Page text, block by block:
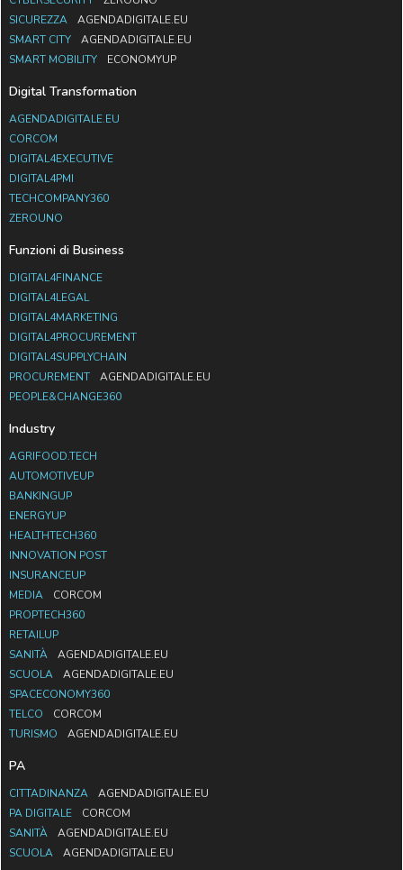
SICUREZZA
AGENDADIGITALE.EU
SMART CITY
AGENDADIGITALE.EU
SMART MOBILITY
ECONOMYUP
Digital Transformation
AGENDADIGITALE.EU
CORCOM
DIGITAL4EXECUTIVE
DIGITAL4PMI
TECHCOMPANY360
ZEROUNO
Funzioni di Business
DIGITAL4FINANCE
DIGITAL4LEGAL
DIGITAL4MARKETING
DIGITAL4PROCUREMENT
DIGITAL4SUPPLYCHAIN
PROCUREMENT
AGENDADIGITALE.EU
PEOPLE&CHANGE360
Industry
AGRIFOOD.TECH
AUTOMOTIVEUP
BANKINGUP
ENERGYUP
HEALTHTECH360
INNOVATION POST
INSURANCEUP
MEDIA
CORCOM
PROPTECH360
RETAILUP
SANITÀ
AGENDADIGITALE.EU
SCUOLA
AGENDADIGITALE.EU
SPACECONOMY360
TELCO
CORCOM
TURISMO
AGENDADIGITALE.EU
PA
CITTADINANZA
AGENDADIGITALE.EU
PA DIGITALE
CORCOM
SANITÀ
AGENDADIGITALE.EU
SCUOLA
AGENDADIGITALE.EU